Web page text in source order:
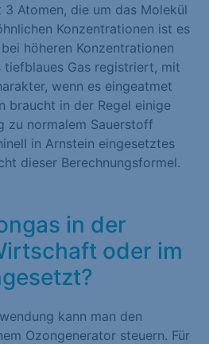
Atomen, die um das Molekül
Konzentrationen ist es
höheren Konzentrationen
tiefblaues Gas registriert, mit
wenn es eingeatmet
braucht in der Regel einige
zu normalem Sauerstoff
in Arnstein eingesetztes
dieser Berechnungsformel.
in der
oder im
kann man den
Ozongenerator steuern. Für